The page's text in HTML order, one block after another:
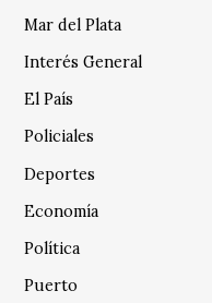
Mar del Plata
Interés General
El País
Policiales
Deportes
Economía
Política
Puerto